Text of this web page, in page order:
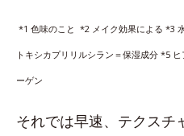
*1 色味のこと *2 メイク効果による *3
トキシカプリリルシラン＝保湿成分 *5
ーゲン
それでは早速、テクスチ